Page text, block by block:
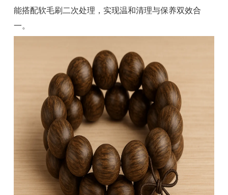
能搭配软毛刷二次处理，实现温和清理与保养双效合
一。